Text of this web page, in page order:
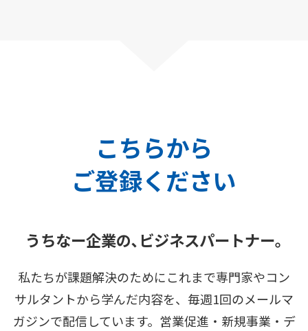
こちらから
ご登録ください
うちなー企業の､ビジネスパートナー｡
私たちが課題解決のためにこれまで専門家やコン
サルタントから学んだ内容を、毎週1回のメールマ
ガジンで配信しています。営業促進・新規事業・デ